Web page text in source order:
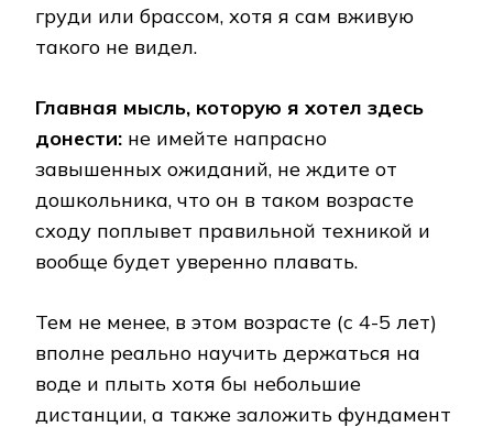
груди или брассом, хотя я сам вживую
такого не видел.
Главная мысль, которую я хотел здесь
донести: не имейте напрасно
завышенных ожиданий, не ждите от
дошкольника, что он в таком возрасте
сходу поплывет правильной техникой и
вообще будет уверенно плавать.
Тем не менее, в этом возрасте (с 4-5 лет)
вполне реально научить держаться на
воде и плыть хотя бы небольшие
дистанции, а также заложить фундамент